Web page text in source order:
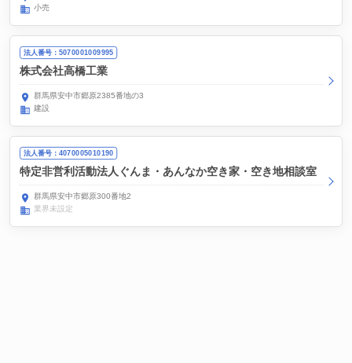
小売
法人番号：5070001009995
株式会社高橋工業
群馬県安中市郷原2385番地の3
建設
法人番号：4070005010190
特定非営利活動法人ぐんま・あんなか空き家・空き地相談室
群馬県安中市郷原300番地2
業界未設定